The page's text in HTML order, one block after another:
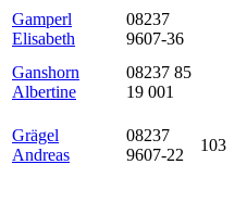
Gamperl
Elisabeth
08237
9607-36
Ganshorn
Albertine
08237 85
19 001
Grägel
Andreas
08237
9607-22
103